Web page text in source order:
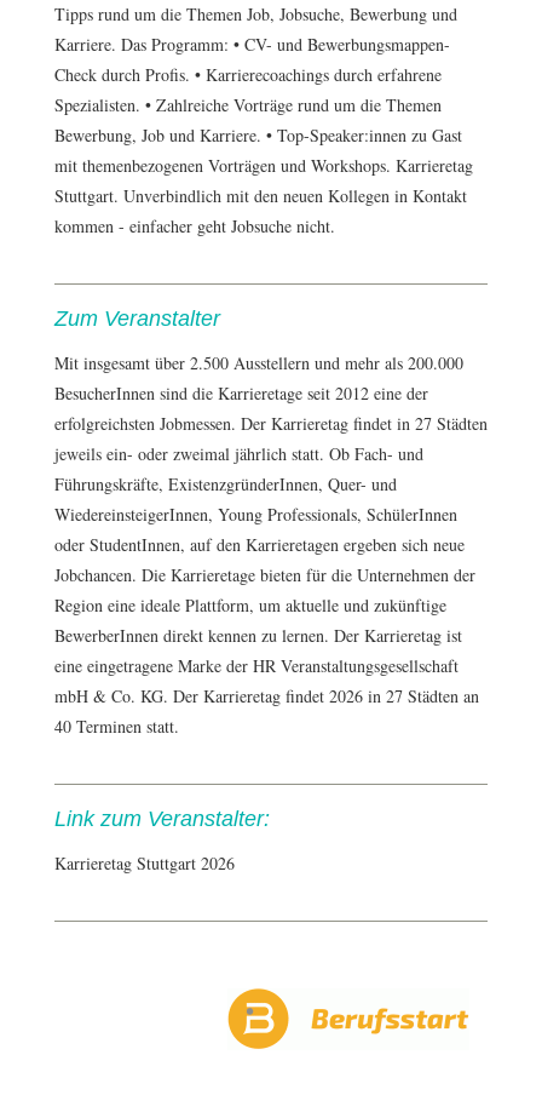
Tipps rund um die Themen Job, Jobsuche, Bewerbung und
Karriere. Das Programm: • CV- und Bewerbungsmappen-
Check durch Profis. • Karrierecoachings durch erfahrene
Spezialisten. • Zahlreiche Vorträge rund um die Themen
Bewerbung, Job und Karriere. • Top-Speaker:innen zu Gast
mit themenbezogenen Vorträgen und Workshops. Karrieretag
Stuttgart. Unverbindlich mit den neuen Kollegen in Kontakt
kommen - einfacher geht Jobsuche nicht.
Zum Veranstalter
Mit insgesamt über 2.500 Ausstellern und mehr als 200.000
BesucherInnen sind die Karrieretage seit 2012 eine der
erfolgreichsten Jobmessen. Der Karrieretag findet in 27 Städten
jeweils ein- oder zweimal jährlich statt. Ob Fach- und
Führungskräfte, ExistenzgründerInnen, Quer- und
WiedereinsteigerInnen, Young Professionals, SchülerInnen
oder StudentInnen, auf den Karrieretagen ergeben sich neue
Jobchancen. Die Karrieretage bieten für die Unternehmen der
Region eine ideale Plattform, um aktuelle und zukünftige
BewerberInnen direkt kennen zu lernen. Der Karrieretag ist
eine eingetragene Marke der HR Veranstaltungsgesellschaft
mbH & Co. KG. Der Karrieretag findet 2026 in 27 Städten an
40 Terminen statt.
Link zum Veranstalter:
Karrieretag Stuttgart 2026